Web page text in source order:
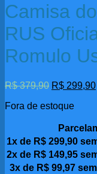
Camisa
RUS
Romulo
R$379,90 O
original
R$ 379,90.
R$ 299,90
Fora de estoque
1x de R$ 299,90
2x de R$ 149,95
3x de R$99,97